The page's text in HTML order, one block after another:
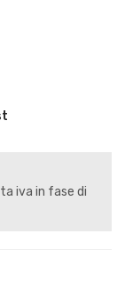
iva in fase di